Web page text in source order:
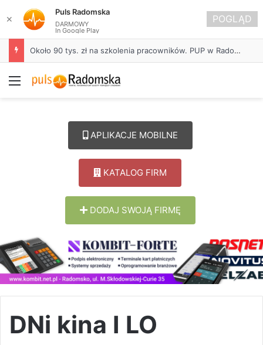
Około 90 tys. zł na szkolenia pracowników. PUP w Radomsku ogłasza nabór wniosków
Menu
APLIKACJE MOBILNE
KATALOG FIRM
DODAJ SWOJĄ FIRMĘ
DNi kina I LO
✕
Puls Radomska
DARMOWY
In Google Play
POGLĄD